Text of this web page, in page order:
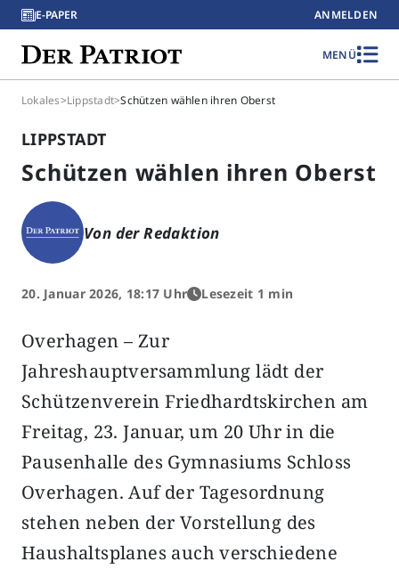
E-PAPER ANMELDEN
MENÜ
Lokales>Lippstadt>Schützen wählen ihren Oberst
LIPPSTADT
Schützen wählen ihren Oberst
Von der Redaktion
20. Januar 2026, 18:17 Uhr Lesezeit 1 min
Overhagen – Zur
Jahreshauptversammlung lädt der
Schützenverein Friedhardtskirchen am
Freitag, 23. Januar, um 20 Uhr in die
Pausenhalle des Gymnasiums Schloss
Overhagen. Auf der Tagesordnung
stehen neben der Vorstellung des
Haushaltsplanes auch verschiedene